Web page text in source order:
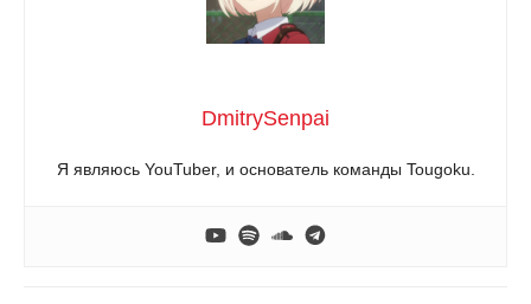
DmitrySenpai
Я являюсь YouTuber, и основатель команды Tougoku.